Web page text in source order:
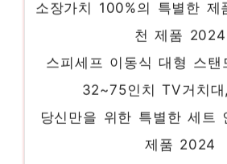
천 제품 2024
스피세프 이동식 대형 스탠
32~75인치 TV거치대
당신만을 위한 특별한 세트
제품 2024
쿠쿠 10인용 전기압력